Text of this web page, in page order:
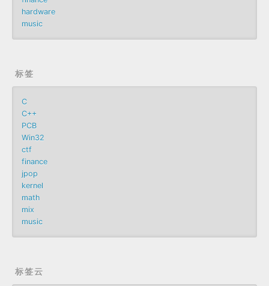
hardware
music
标签
C
C++
PCB
Win32
ctf
finance
jpop
kernel
math
mix
music
标签云